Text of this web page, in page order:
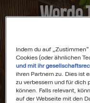
Werde
Indem du auf
Cookies (oder ähnlichen
und mit ihr
ihren Partnern zu. Dies ist
zu verbessern und für dich
können. Falls relevant,
auf der Webseite mit den